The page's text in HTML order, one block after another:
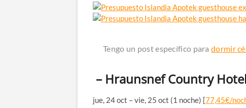
Tengo un post específico paradormir
– Hraunsnef Country Hotel
jue, 24 oct – vie, 25 oct (1 noche) [77,45€/